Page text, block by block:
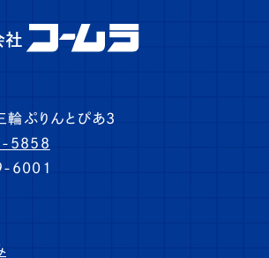
ぷりんとぴあ3
5858
6001